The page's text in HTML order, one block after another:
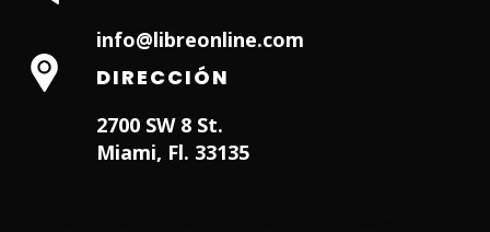
info@libreonline.com
DIRECCIÓN
2700 SW 8 St.
Miami, Fl. 33135